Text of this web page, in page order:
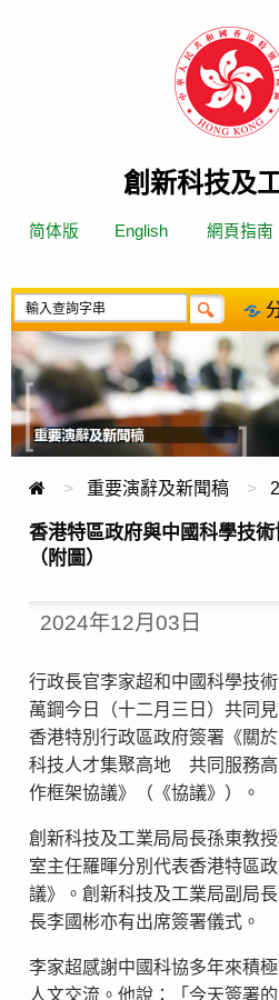
創新科技及
简体版 English 網頁指南
重要演辭及新聞稿
香港特區政府與中國科學技
（附圖）
2024年12月03日
行政長官李家超和中國科學技
萬鋼今日（十二月三日）共同
香港特別行政區政府簽署《關
科技人才集聚高地 共同服務
作框架協議》（《協議》）。
創新科技及工業局局長孫東教
室主任羅暉分別代表香港特區
議》。創新科技及工業局副局
長李國彬亦有出席簽署儀式。
李家超感謝中國科協多年來積
人文交流。他說：「今天簽署